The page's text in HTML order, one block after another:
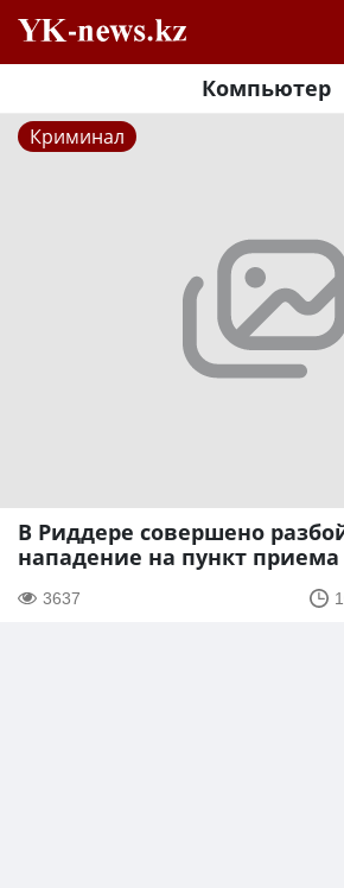
Компьютер
Криминал
В Риддере совершено
нападение на пункт
3637